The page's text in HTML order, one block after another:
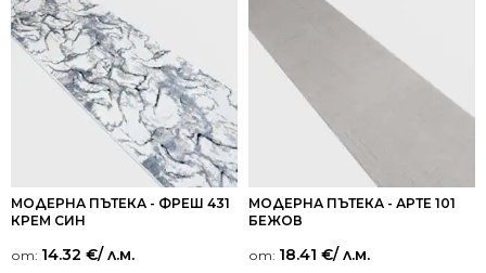
МОДЕРНА ПЪТЕКА - ФРЕШ 431
КРЕМ СИН
от: 14.32 €/ л.м.
МОДЕРНА ПЪТЕКА - АРТЕ 101
БЕЖОВ
от: 18.41 €/ л.м.